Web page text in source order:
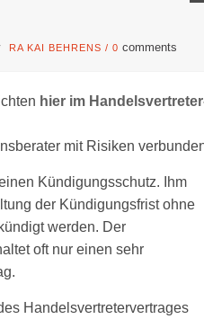
RA KAI BEHRENS / 0 comments
hier im
mit Risiken
Kündigungsschutz. Ihm
der Kündigungsfrist ohne
werden. Der
oft nur einen sehr
Handelsvertretervertrages